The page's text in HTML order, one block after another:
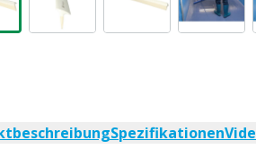
Spezifikationen